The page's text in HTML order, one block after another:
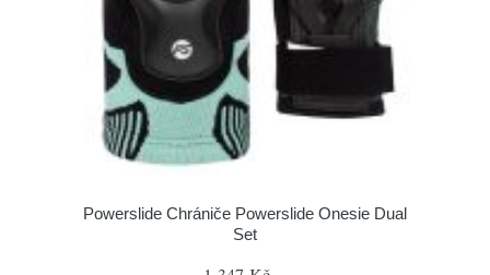
Powerslide Chrániče Powerslide Onesie Dual
Set